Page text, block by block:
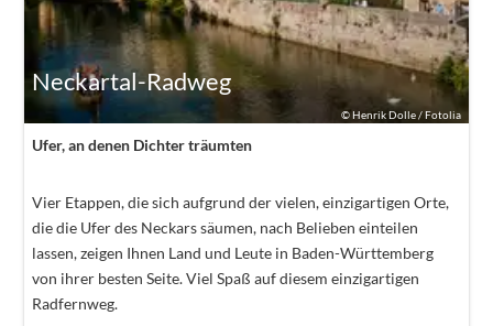
©Henrik Dolle / Fotolia
Neckartal-Radweg
Ufer, an denen Dichter träumten
Vier Etappen, die sich aufgrund der vielen, einzigartigen Orte,
die die Ufer des Neckars säumen, nach Belieben einteilen
lassen, zeigen Ihnen Land und Leute in Baden-Württemberg
von ihrer besten Seite. Viel Spaß auf diesem einzigartigen
Radfernweg.